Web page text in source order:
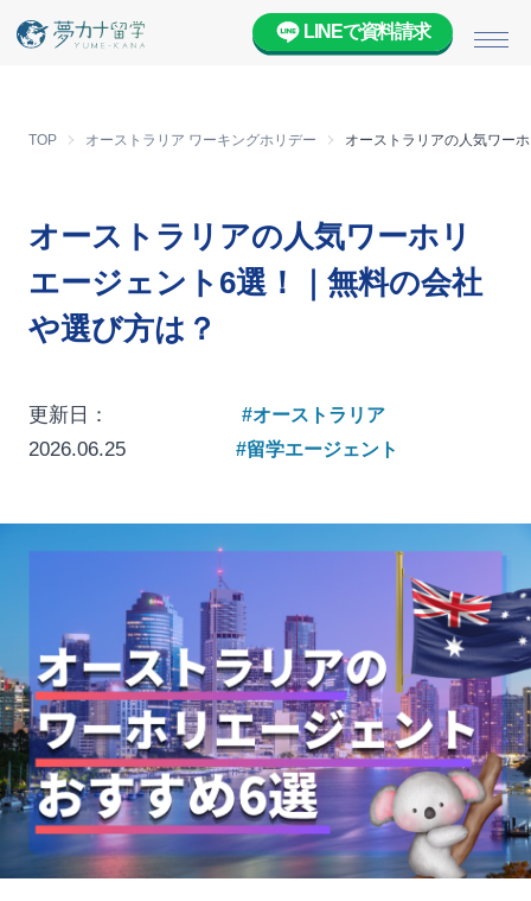
メ
LINEで資料請求
TOP オーストラリア ワーキングホリデー オーストラリアの人気ワー
オーストラリアの人気ワーホリ
エージェント6選！｜無料の会社
や選び方は？
更新日：
2026.06.25
#オーストラリア
#留学エージェント